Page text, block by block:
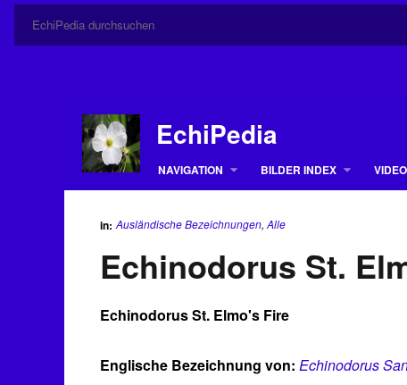
EchiPedia
NAVIGATION
BILDER INDEX
in: Ausländische Bezeichnungen, Alle
Echinodorus St.
Echinodorus St. Elmo's Fire
Englische Bezeichnung von: Echinodorus